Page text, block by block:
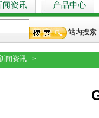
闻资讯 产品中心
站内搜索
闻资讯 >